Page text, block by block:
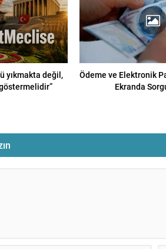
yıkmakta değil,
Ödeme ve Elektronik
Ekranda